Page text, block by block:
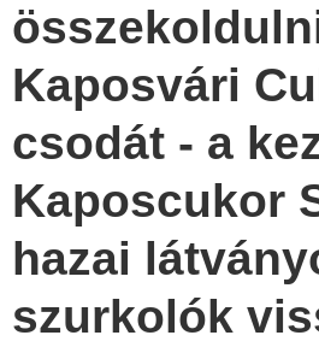
Kaposvári
csodát - a
Kaposcukor
hazai
szurkolók